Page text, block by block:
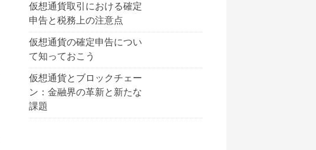
仮想通貨取引における確定
申告と税務上の注意点
仮想通貨の確定申告につい
て知っておこう
仮想通貨とブロックチェー
ン：金融界の革新と新たな
課題